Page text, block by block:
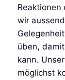
Reaktionen
wir
üben,
kann.
möglichst